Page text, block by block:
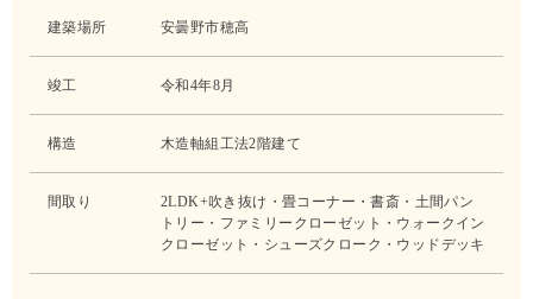
建築場所 安曇野市穂高
竣工 令和4年8月
構造 木造軸組工法2階建て
間取り
2LDK+吹き抜け・畳コーナー・書斎・土間パン
トリー・ファミリークローゼット・ウォークイン
クローゼット・シューズクローク・ウッドデッキ